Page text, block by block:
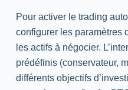
Pour activer le trading
configurer les paramètres
les actifs à négocier.
prédéfinis (conservateur,
différents objectifs